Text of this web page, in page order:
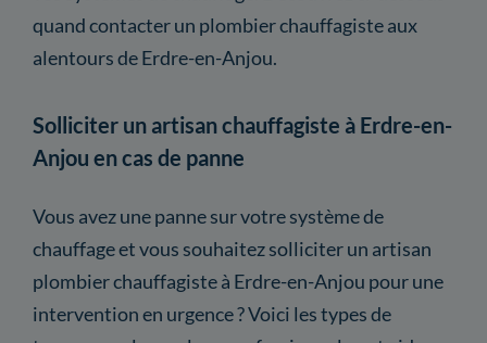
quand contacter un plombier chauffagiste aux
alentours de Erdre-en-Anjou.
Solliciter un artisan chauffagiste à Erdre-en-
Anjou en cas de panne
Vous avez une panne sur votre système de
chauffage et vous souhaitez solliciter un artisan
plombier chauffagiste à Erdre-en-Anjou pour une
intervention en urgence ? Voici les types de